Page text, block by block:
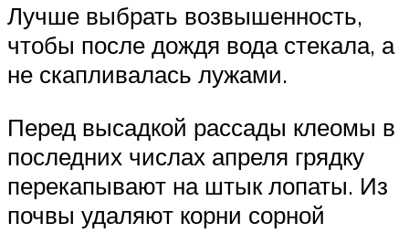
Лучше выбрать возвышенность,
чтобы после дождя вода стекала, а
не скапливалась лужами.
Перед высадкой рассады клеомы в
последних числах апреля грядку
перекапывают на штык лопаты. Из
почвы удаляют корни сорной